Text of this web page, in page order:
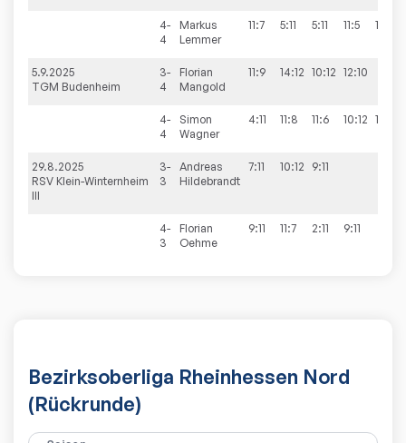
4-
4
Markus
Lemmer
11:7 5:11 5:11 11:5 11:7
5.9.2025
TGM Budenheim
3-
4
Florian
Mangold
11:9 14:12 10:12 12:10
4-
4
Simon
Wagner
4:11 11:8 11:6 10:12 11:4
29.8.2025
RSV Klein-Winternheim
III
3-
3
Andreas
Hildebrandt
7:11 10:12 9:11
4-
3
Florian
Oehme
9:11 11:7 2:11 9:11
Bezirksoberliga Rheinhessen Nord
(Rückrunde)